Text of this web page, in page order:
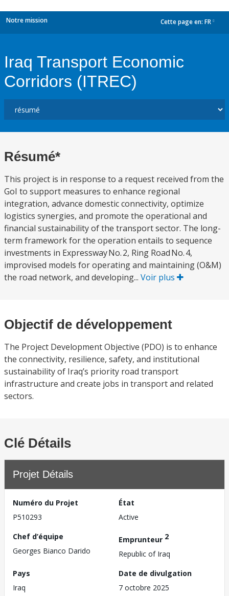
Notre mission Cette page en: FR
Iraq Transport Economic
Corridors (ITREC)
Résumé*
This project is in response to a request received from the
GoI to support measures to enhance regional
integration, advance domestic connectivity, optimize
logistics synergies, and promote the operational and
financial sustainability of the transport sector. The long-
term framework for the operation entails to sequence
investments in Expressway No. 2, Ring Road No. 4,
improvised models for operating and maintaining (O&M)
the road network, and developing... Voir plus
Objectif de développement
The Project Development Objective (PDO) is to enhance
the connectivity, resilience, safety, and institutional
sustainability of Iraq’s priority road transport
infrastructure and create jobs in transport and related
sectors.
Clé Détails
Projet Détails
Numéro du Projet
P510293
État
Active
Chef d’équipe
Georges Bianco Darido
Emprunteur 2
Republic of Iraq
Pays
Iraq
Date de divulgation
7 octobre 2025